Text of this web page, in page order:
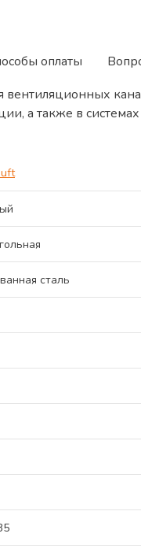
оплаты
а также в
сталь